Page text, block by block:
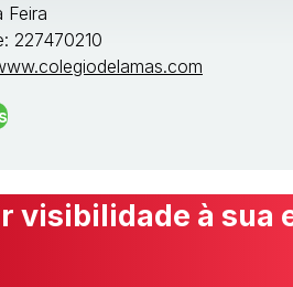
Feira
227470210
visibilidade à sua